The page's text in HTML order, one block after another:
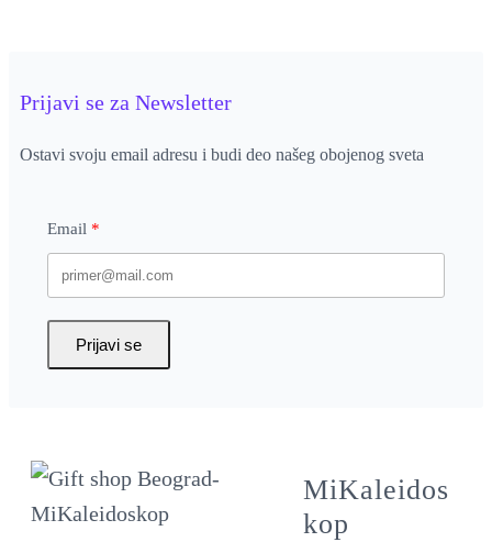
Prijavi se za Newsletter
Ostavi svoju email adresu i budi deo našeg obojenog sveta
Email
Prijavi se
MiKaleidos
kop